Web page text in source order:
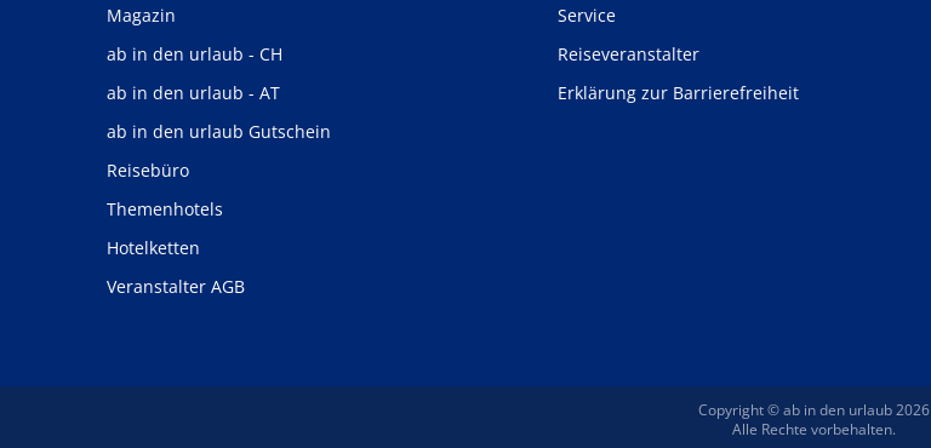
Magazin
ab in den urlaub - CH
ab in den urlaub - AT
ab in den urlaub Gutschein
Reisebüro
Themenhotels
Hotelketten
Veranstalter AGB
Service
Reiseveranstalter
Erklärung zur Barrierefreiheit
Copyright © ab in den urlaub 2026
Alle Rechte vorbehalten.